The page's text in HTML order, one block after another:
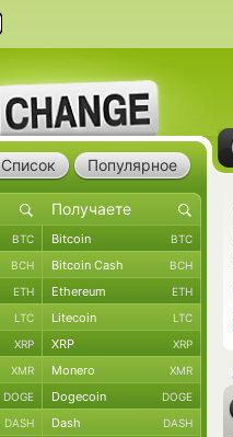
Список Популярное
BTC Bitcoin BTC
BCH Bitcoin Cash BCH
ETH Ethereum ETH
LTC Litecoin LTC
XRP XRP XRP
XMR Monero XMR
DOGE Dogecoin DOGE
DASH Dash DASH